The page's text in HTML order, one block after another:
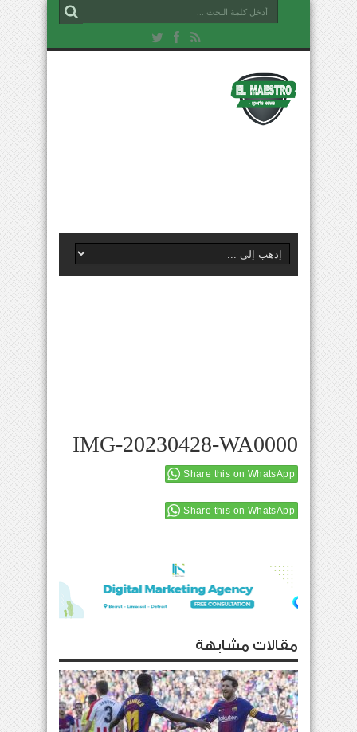
IMG-20230428-WA0000
Share this on WhatsApp
Share this on WhatsApp
مقالات مشابهة